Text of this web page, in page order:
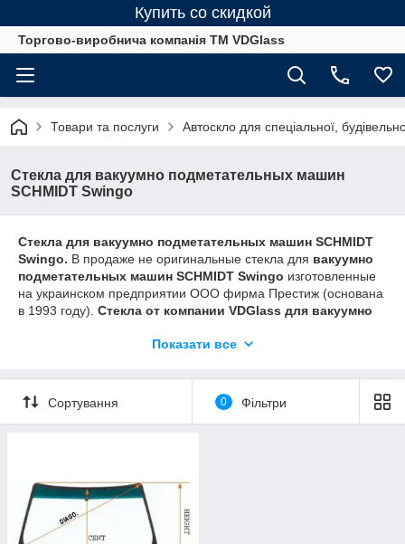
Купить со скидкой
Торгово-виробнича компанія ТМ VDGlass
Товари та послуги Автоскло для спеціальної,
Стекла для вакуумно подметательных машин
SCHMIDT Swingo
Стекла для вакуумно подметательных машин SCHMIDT
Swingo. В продаже не оригинальные стекла для вакуумно
подметательных машин SCHMIDT Swingo изготовленные
на украинском предприятии ООО фирма Престиж (основана
в 1993 году). Стекла от компании VDGlass для вакуумно
светопропускаемость, толщину не менее 6,76 мм-триплекс,
стекол закруглены. Стекла безопасны для использования на
спецтехнике
Скла на вакуумно подметательные машиниSCHMIDT
машиниSCHMIDT Swingo .
Показати все
Сортування 0 Фільтри